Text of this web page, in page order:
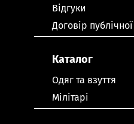
Відгуки
Договір
Каталог
Одяг та взуття
Мілітарі